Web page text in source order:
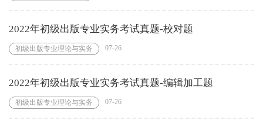
2022年初级出版专业实务考试真题-校对题
初级出版专业理论与实务 07-26
2022年初级出版专业实务考试真题-编辑加工题
初级出版专业理论与实务 07-26